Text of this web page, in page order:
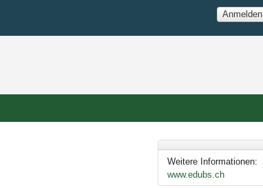
Anmelden
Weitere Informationen:
www.edubs.ch